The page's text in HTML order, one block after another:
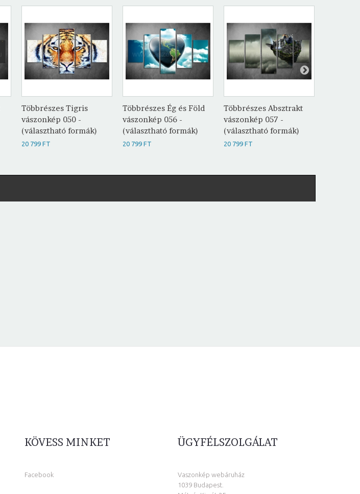
Többrészes Tigris
vászonkép 050 -
(választható formák)
20 799 FT
Többrészes Ég és Föld
vászonkép 056 -
(választható formák)
20 799 FT
Többrészes Absztrakt
vászonkép 057 -
(választható formák)
20 799 FT
KÖVESS MINKET
Facebook
ÜGYFÉLSZOLGÁLAT
Vaszonkép webáruház
1039 Budapest.